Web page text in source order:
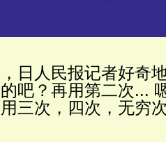
日人民报记者好奇
吧？再用第二次...
三次，四次，无穷